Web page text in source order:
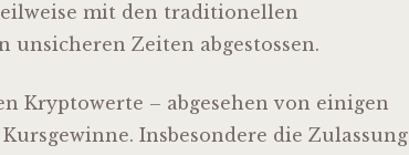
mit den traditionellen
Zeiten abgestossen.
Kryptowerte – abgesehen von einigen
Insbesondere die Zulassung